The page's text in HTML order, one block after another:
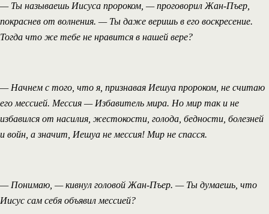
— Ты называешь Иисуса пророком, — проговорил Жан-Пъер,
покраснев от волнения. — Ты даже веришь в его воскресение.
Тогда что же тебе не нравится в нашей вере?
— Начнем с того, что я, признавая Иешуа пророком, не считаю
его мессией. Мессия — Избавитель мира. Но мир так и не
избавился от насилия, жестокости, голода, бедности, болезней
и войн, а значит, Иешуа не мессия! Мир не спасся.
— Понимаю, — кивнул головой Жан-Пъер. — Ты думаешь, что
Иисус сам себя объявил мессией?